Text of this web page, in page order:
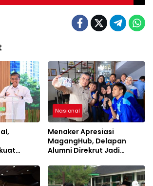
Nasional
Menaker Apresiasi
MagangHub, Delapan
Alumni Direkrut Jadi